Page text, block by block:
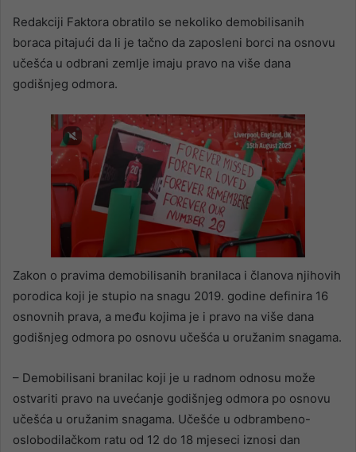
Redakciji Faktora obratilo se nekoliko demobilisanih
boraca pitajući da li je tačno da zaposleni borci na osnovu
učešća u odbrani zemlje imaju pravo na više dana
godišnjeg odmora.
Zakon o pravima demobilisanih branilaca i članova njihovih
porodica koji je stupio na snagu 2019. godine definira 16
osnovnih prava, a među kojima je i pravo na više dana
godišnjeg odmora po osnovu učešća u oružanim snagama.
– Demobilisani branilac koji je u radnom odnosu može
ostvariti pravo na uvećanje godišnjeg odmora po osnovu
učešća u oružanim snagama. Učešće u odbrambeno-
oslobodilačkom ratu od 12 do 18 mjeseci iznosi dan